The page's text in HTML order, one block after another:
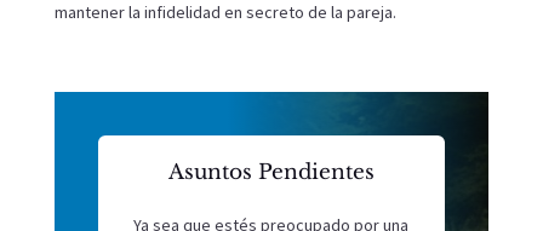
mantener la infidelidad en secreto de la pareja.
Asuntos Pendientes
Ya sea que estés preocupado por una